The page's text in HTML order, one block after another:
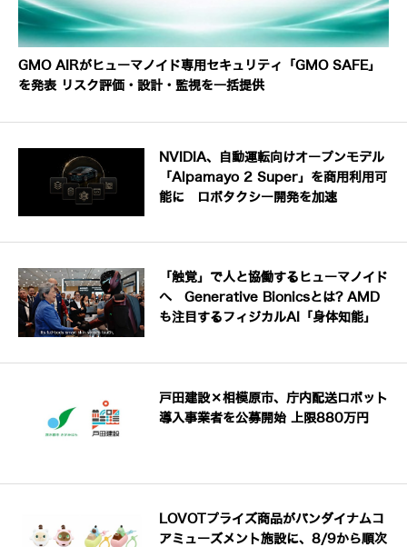
GMO AIRがヒューマノイド専用セキュリティ「GMO SAFE」
を発表 リスク評価・設計・監視を一括提供
NVIDIA、自動運転向けオープンモデル
「Alpamayo 2 Super」を商用利用可
能に ロボタクシー開発を加速
「触覚」で人と協働するヒューマノイド
へ Generative Bionicsとは? AMD
も注目するフィジカルAI「身体知能」
戸田建設×相模原市、庁内配送ロボット
導入事業者を公募開始 上限880万円
LOVOTプライズ商品がバンダイナムコ
アミューズメント施設に、8/9から順次